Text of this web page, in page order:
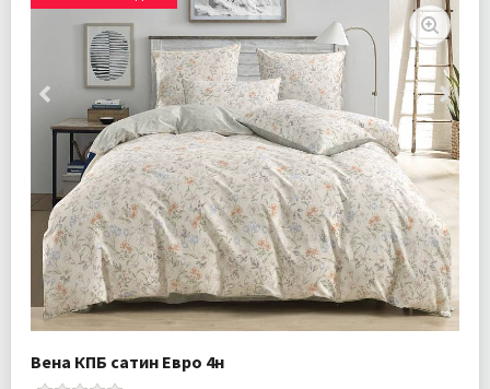
Вена КПБ сатин Евро 4н